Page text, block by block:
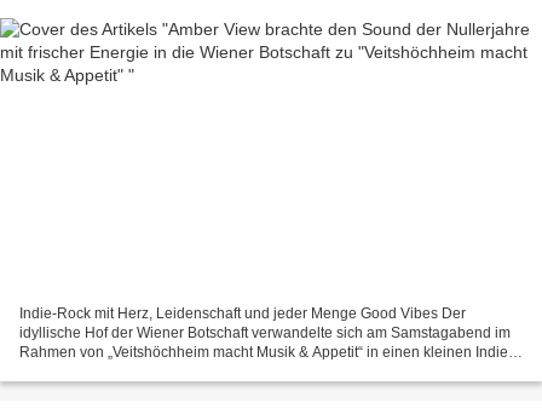
Indie-Rock mit Herz, Leidenschaft und jeder Menge Good Vibes Der
idyllische Hof der Wiener Botschaft verwandelte sich am Samstagabend im
Rahmen von „Veitshöchheim macht Musik & Appetit“ in einen kleinen Indie-